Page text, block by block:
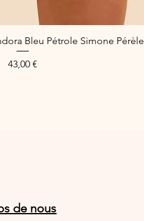
Quick ViewBleu Pétrole Simone Pérèle
Price
43,00 €
de nous